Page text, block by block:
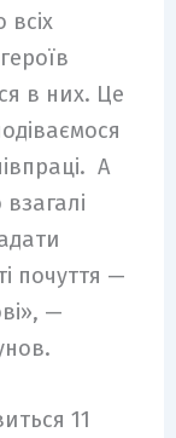
в них. Це
А
почуття —
—
11